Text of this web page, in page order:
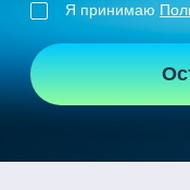
Я принимаю